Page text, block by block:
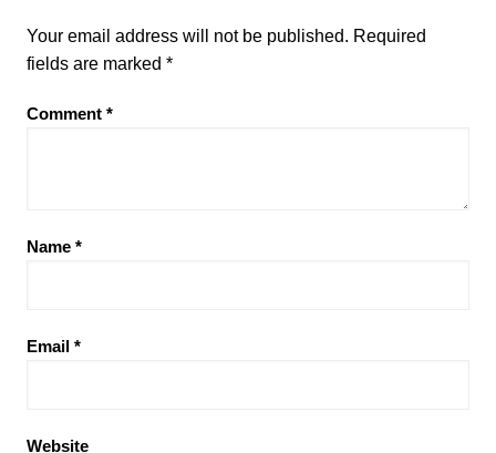
Your email address will not be published. Required
fields are marked *
Comment *
Name *
Email *
Website